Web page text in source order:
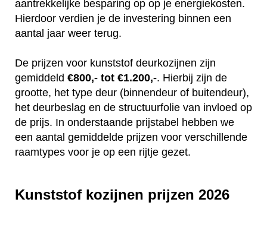
aantrekkelijke besparing op op je energiekosten.
Hierdoor verdien je de investering binnen een
aantal jaar weer terug.
De prijzen voor kunststof deurkozijnen zijn
gemiddeld €800,- tot €1.200,-. Hierbij zijn de
grootte, het type deur (binnendeur of buitendeur),
het deurbeslag en de structuurfolie van invloed op
de prijs. In onderstaande prijstabel hebben we
een aantal gemiddelde prijzen voor verschillende
raamtypes voor je op een rijtje gezet.
Kunststof kozijnen prijzen 2026